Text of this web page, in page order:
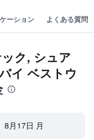
ーション よくある質問
ク, シュア
イ ベストウ
8月17日 月